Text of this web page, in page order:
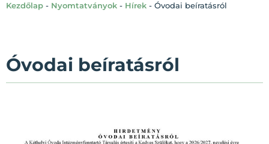
Kezdőlap - Nyomtatványok - Hírek - Óvodai beíratásról
Óvodai beíratásról